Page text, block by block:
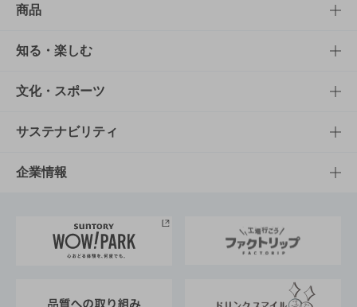
商品
商品TOP
商品一覧
商品発売情報
栄養成分一覧
知る・楽しむ
知る・楽しむTOP
キャンペーン
工場見学
地域情報
文化・スポーツ
文化・スポーツTOP
サントリーホール
サントリーサンバーズ大阪
サステナビリティ
サステナビリティTOP
サントリーが考えるサステナビリティ経営
企業情報
企業概要